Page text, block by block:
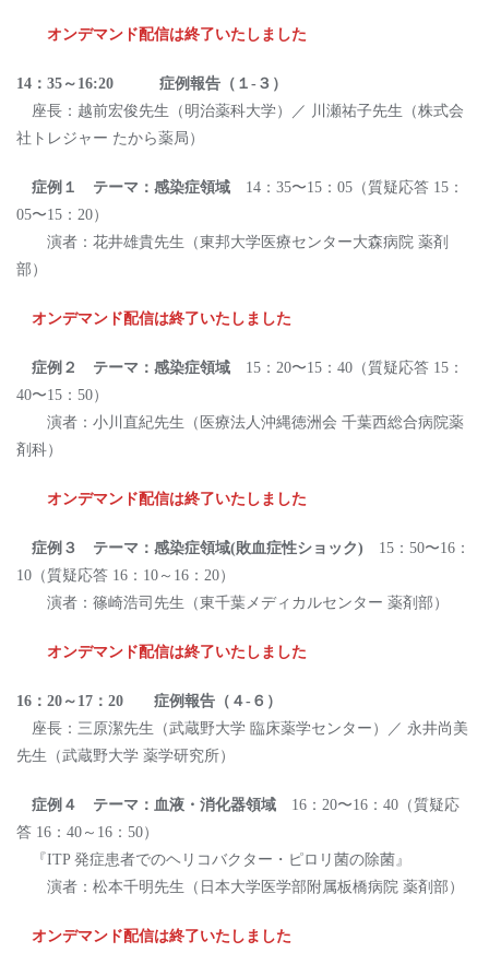
オンデマンド配信は終了いたしました
14：35～16:20 症例報告（１-３）
座⻑：越前宏俊先⽣（明治薬科⼤学）／ 川瀬祐⼦先⽣（株式会
社トレジャー たから薬局）
症例１ テーマ：感染症領域 14：35〜15：05（質疑応答 15：
05〜15：20）
演者：花井雄貴先⽣（東邦⼤学医療センター⼤森病院 薬剤
部）
オンデマンド配信は終了いたしました
症例２ テーマ：感染症領域 15：20〜15：40（質疑応答 15：
40〜15：50）
演者：⼩川直紀先⽣（医療法⼈沖縄徳洲会 千葉⻄総合病院薬
剤科）
オンデマンド配信は終了いたしました
症例３ テーマ：感染症領域(敗⾎症性ショック) 15：50〜16：
10（質疑応答 16：10～16：20）
演者：篠崎浩司先⽣（東千葉メディカルセンター 薬剤部）
オンデマンド配信は終了いたしました
16：20～17：20 症例報告（４-６）
座⻑：三原潔先⽣（武蔵野⼤学 臨床薬学センター）／ 永井尚美
先⽣（武蔵野⼤学 薬学研究所）
症例４ テーマ：⾎液・消化器領域 16：20〜16：40（質疑応
答 16：40～16：50）
『ITP 発症患者でのヘリコバクター・ピロリ菌の除菌』
演者：松本千明先⽣（⽇本⼤学医学部附属板橋病院 薬剤部）
オンデマンド配信は終了いたしました